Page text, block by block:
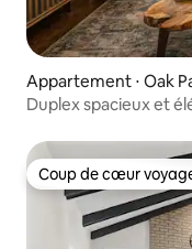
Appartement ⋅ Oak
Duplex spacieux et
Coup de cœur
Coup de cœur